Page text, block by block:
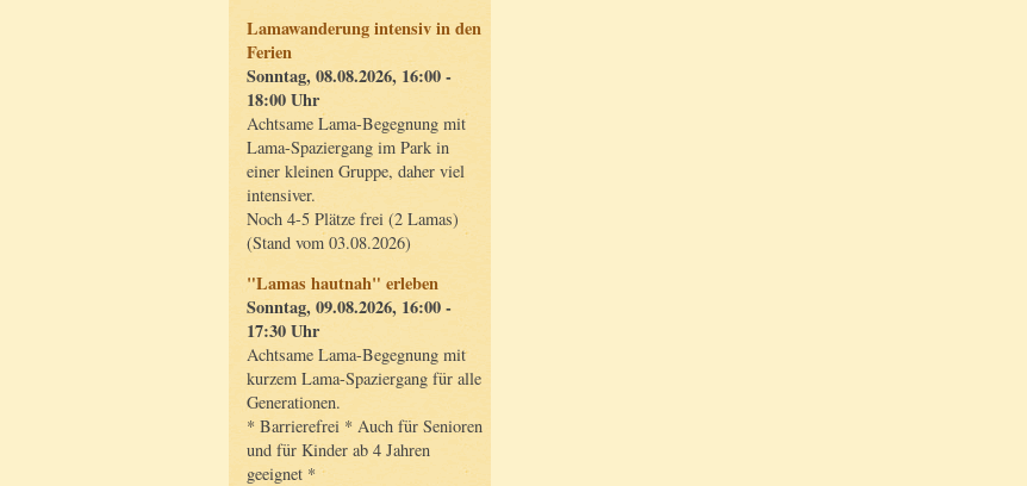
Lamawanderung intensiv in den
Ferien
Sonntag, 08.08.2026, 16:00 -
18:00 Uhr
Achtsame Lama-Begegnung mit
Lama-Spaziergang im Park in
einer kleinen Gruppe, daher viel
intensiver.
Noch 4-5 Plätze frei (2 Lamas)
(Stand vom 03.08.2026)
"Lamas hautnah" erleben
Sonntag, 09.08.2026, 16:00 -
17:30 Uhr
Achtsame Lama-Begegnung mit
kurzem Lama-Spaziergang für alle
Generationen.
* Barrierefrei * Auch für Senioren
und für Kinder ab 4 Jahren
geeignet *